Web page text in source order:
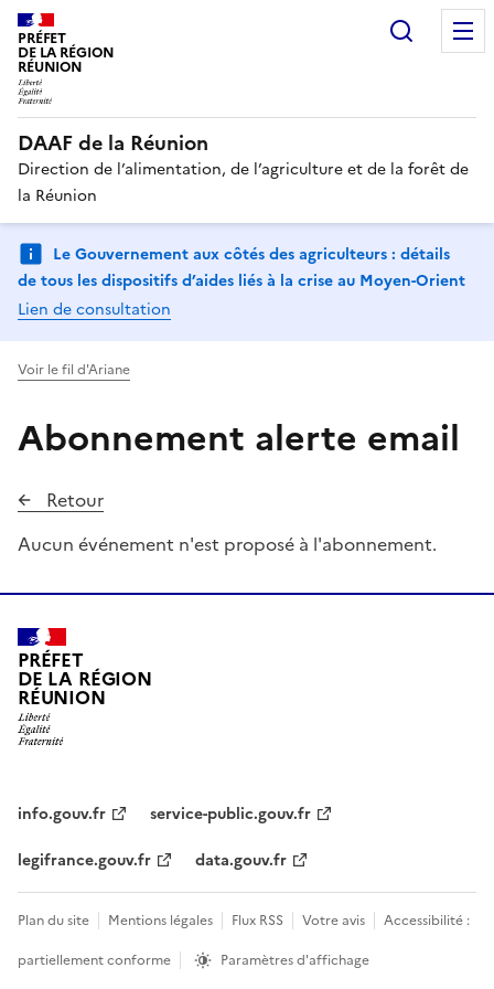
PRÉFET
DE LA RÉGION
RÉUNION
DAAF de la Réunion
Direction de l’alimentation, de l’agriculture et de la forêt de
la Réunion
Le Gouvernement aux côtés des agriculteurs : détails
de tous les dispositifs d’aides liés à la crise au Moyen-Orient
Lien de consultation
Voir le fil d'Ariane
Abonnement alerte email
Retour
Aucun événement n'est proposé à l'abonnement.
PRÉFET
DE LA RÉGION
RÉUNION
info.gouv.fr
service-public.gouv.fr
legifrance.gouv.fr
data.gouv.fr
Plan du site Mentions légales Flux RSS Votre avis
Accessibilité :
partiellement conforme
Paramètres d'affichage